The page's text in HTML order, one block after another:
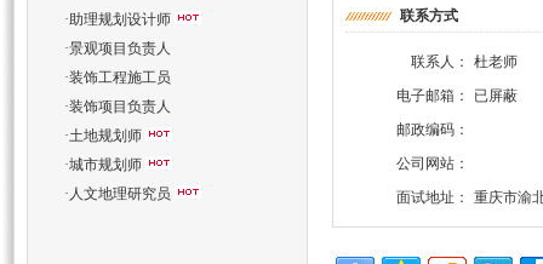
·助理规划设计师
·景观项目负责人
·装饰工程施工员
·装饰项目负责人
·土地规划师
·城市规划师
· 人文地理研究员
联系方式
联系人：
杜老师
电子邮箱：
已屏蔽
邮政编码：
公司网站：
面试地址：
重庆市渝